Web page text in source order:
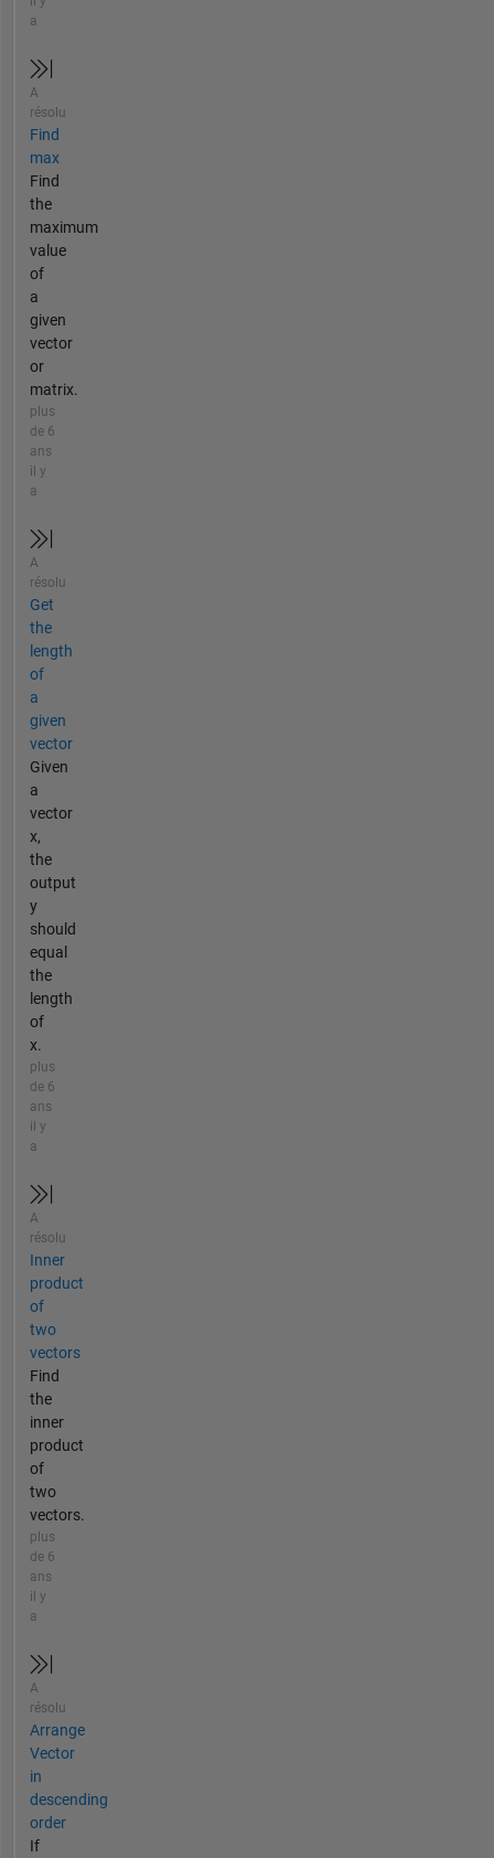
a
A
résolu
Find
max
Find
the
maximum
value
of
a
given
vector
or
matrix.
plus
de 6
ans
il y
a
A
résolu
Get
the
length
of
a
given
vector
Given
a
vector
x,
the
output
y
should
equal
the
length
of
x.
plus
de 6
ans
il y
a
A
résolu
Inner
product
of
two
vectors
Find
the
inner
product
of
two
vectors.
plus
de 6
ans
il y
a
A
résolu
Arrange
Vector
in
descending
order
If